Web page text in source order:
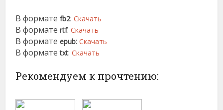
В форматеfb2:Скачать
В форматеrtf:Скачать
В форматеepub:Скачать
В форматеtxt:Скачать
Рекомендуем к прочтению: